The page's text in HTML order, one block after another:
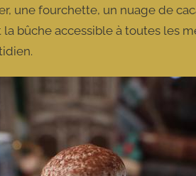
une fourchette, un nuage de
la bûche accessible à toutes les